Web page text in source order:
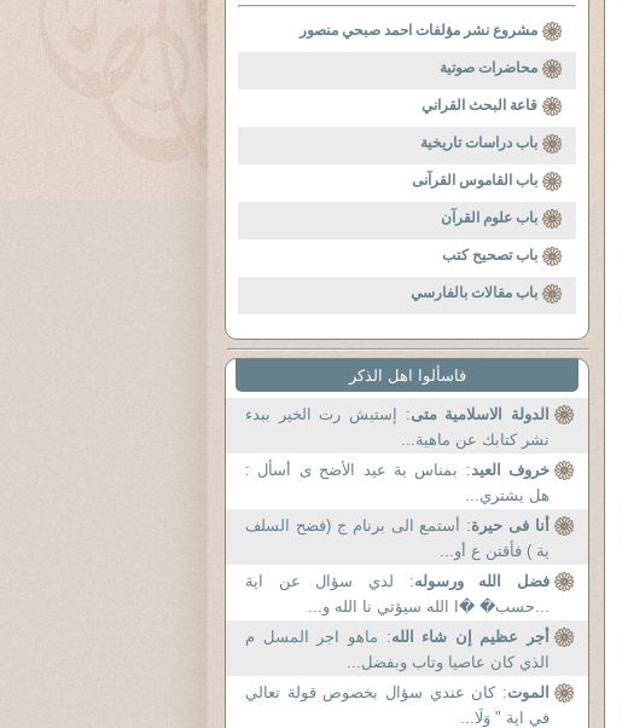
مشروع نشر مؤلفات احمد صبحي منصور
محاضرات صوتية
قاعة البحث القراني
باب دراسات تاريخية
باب القاموس القرآنى
باب علوم القرآن
باب تصحيح كتب
باب مقالات بالفارسي
فاسألوا اهل الذكر
الدولة الاسلامية متى: إستبش رت الخير ببدء
نشر كتابك عن ماهية...
خروف العيد: بمناس بة عيد الأضح ى أسأل :
هل يشتري...
أنا فى حيرة: أستمع الى برنام ج (فضح السلف
ية ) فأقتن ع أو...
فضل الله ورسوله: لدي سؤال عن اية
...حسب� �ا الله سيؤتي نا الله و...
أجر عظيم إن شاء الله: ماهو اجر المسل م
الذي كان عاصيا وتاب وبفضل...
الموت: كان عندي سؤال بخصوص قولة تعالي
في اية " وَلَا...